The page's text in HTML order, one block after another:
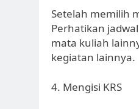
Setelah memilih
Perhatikan
mata kuliah
kegiatan lainnya.
4. Mengisi KRS